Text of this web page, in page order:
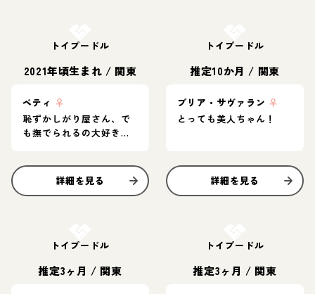
トイプードル
2021年頃生まれ / 関東
ペティ ♀
恥ずかしがり屋さん、で
も撫でられるの大好き！
詳細を見る
トイプードル
推定10か月 / 関東
ブリア・サヴァラン ♀
とっても美人ちゃん！
詳細を見る
トイプードル
推定3ヶ月 / 関東
トイプードル
推定3ヶ月 / 関東